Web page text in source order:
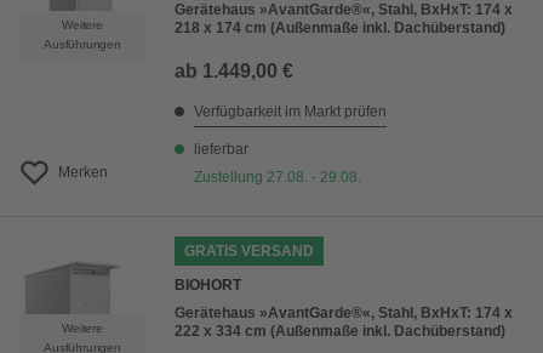
Weitere
Ausführungen
Merken
Gerätehaus »AvantGarde®«, Stahl, BxHxT: 174 x
218 x 174 cm (Außenmaße inkl. Dachüberstand)
ab 1.449,00 €
Verfügbarkeit im Markt prüfen
lieferbar
Zustellung 27.08. - 29.08.
Weitere
Ausführungen
GRATIS VERSAND
BIOHORT
Gerätehaus »AvantGarde®«, Stahl, BxHxT: 174 x
222 x 334 cm (Außenmaße inkl. Dachüberstand)